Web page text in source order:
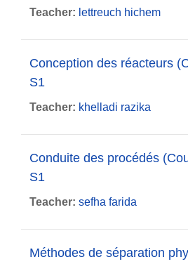
Teacher: lettreuch hichem
Conception des réacteurs
S1
Teacher: khelladi razika
Conduite des procédés
S1
Teacher: sefha farida
Méthodes de séparation